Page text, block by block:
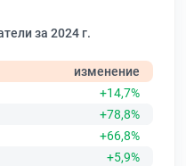
за 2024 г.
изменение
+14,7%
+78,8%
+66,8%
+5,9%